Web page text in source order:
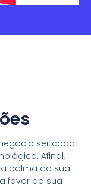
ser cada
Afinal,
palma da sua
favor da sua